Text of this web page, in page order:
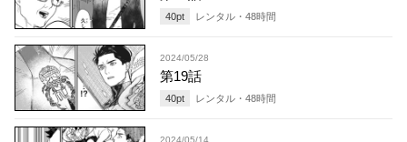
40pt レンタル・ 48時間
2024/05/28
第19話
40pt レンタル・ 48時間